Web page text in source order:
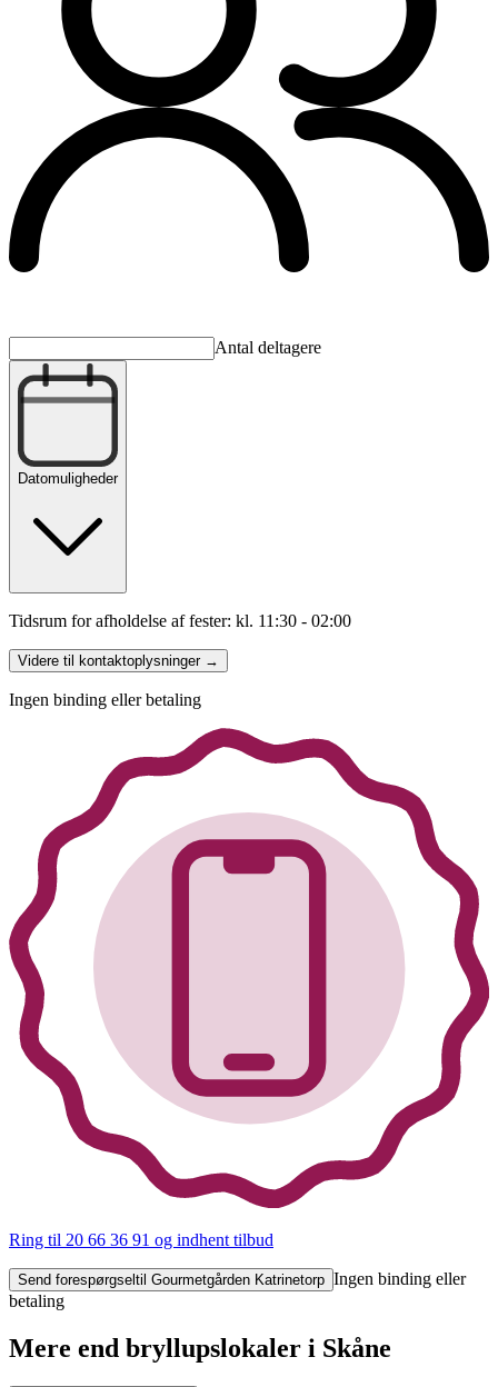
Antal deltagere
Datomuligheder
Tidsrum for afholdelse af fester: kl. 11:30 - 02:00
Videre til kontaktoplysninger →
Ingen binding eller betaling
Ring til 20 66 36 91 og indhent tilbud
Send forespørgsel til Gourmetgården Katrinetorp Ingen binding eller
betaling
Mere end bryllupslokaler i Skåne